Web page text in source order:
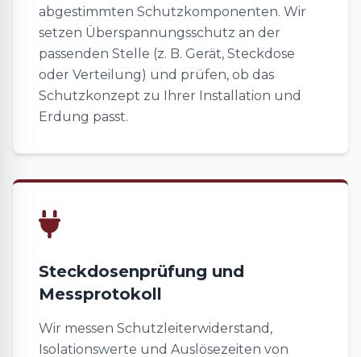
abgestimmten Schutzkomponenten. Wir
setzen Überspannungsschutz an der
passenden Stelle (z. B. Gerät, Steckdose
oder Verteilung) und prüfen, ob das
Schutzkonzept zu Ihrer Installation und
Erdung passt.
Steckdosenprüfung und
Messprotokoll
Wir messen Schutzleiterwiderstand,
Isolationswerte und Auslösezeiten von